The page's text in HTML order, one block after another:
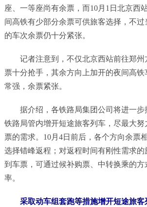
座、一等座尚有余票，而10月1日北京西
间高铁有少部分余票可供旅客选择，不
的车次余票仍十分紧张。
记者注意到，不仅北京西站前往郑州
票十分抢手，其余方向上加开的夜间高
常强，余票紧张。
据介绍，各铁路局集团公司将进一步
铁路局管内增开短途旅客列车，尽最大努
票的需求。10月4日前后，各个方向余票
选择错峰返程；对返程时间有刚性需求
到车票，可通过候补购票、中转换乘的方
率。
采取动车组套跑等措施增开短途旅客